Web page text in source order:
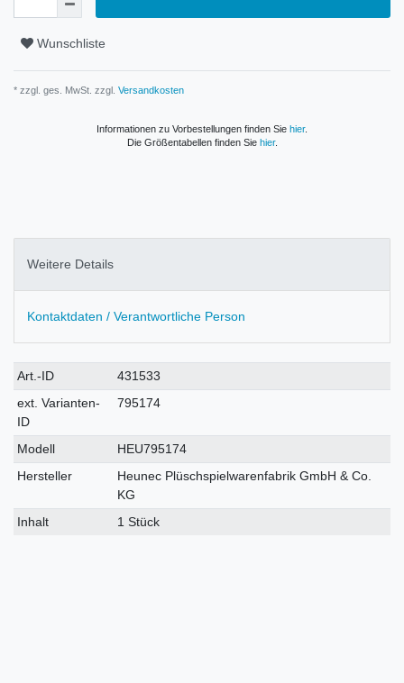
Wunschliste
* zzgl. ges. MwSt. zzgl. Versandkosten
Informationen zu Vorbestellungen finden Sie hier.
Die Größentabellen finden Sie hier.
Weitere Details
Kontaktdaten / Verantwortliche Person
Technisches
Merkmal
Wert
Art.-ID
431533
ext. Varianten-
ID
795174
Modell
HEU795174
Hersteller
Heunec Plüschspielwarenfabrik GmbH & Co.
KG
Inhalt
1 Stück